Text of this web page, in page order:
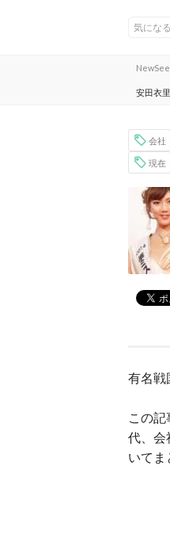
安田衣
会社
現在
有名戦
この
代、会
いてま